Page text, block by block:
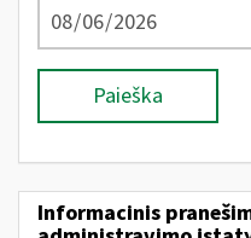
Paieška
Informacinis